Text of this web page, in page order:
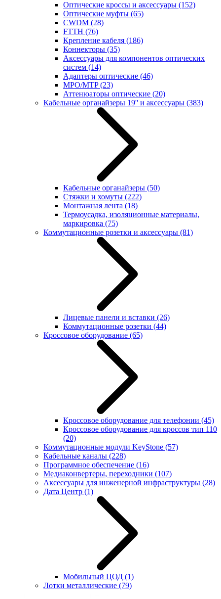
Оптические кроссы и аксессуары (152)
Оптические муфты (65)
CWDM (28)
FTTH (76)
Крепление кабеля (186)
Коннекторы (35)
Аксессуары для компонентов оптических
систем (14)
Адаптеры оптические (46)
MPO/MTP(23)
Аттенюаторы оптические (20)
Кабельные органайзеры 19'' и аксессуары (383)
Кабельные органайзеры (50)
Стяжки и хомуты (222)
Монтажная лента (18)
Термоусадка, изоляционные материалы,
маркировка (75)
Коммутационные розетки и аксессуары (81)
Лицевые панели и вставки (26)
Коммутационные розетки (44)
Кроссовое оборудование (65)
Кроссовое оборудование для телефонии (45)
Кроссовое оборудование для кроссов тип 110
(20)
Коммутационные модули KeyStone (57)
Кабельные каналы (228)
Программное обеспечение (16)
Медиаконвертеры, переходники (107)
Аксессуары для инженерной инфраструктуры (28)
Дата Центр (1)
Мобильный ЦОД (1)
Лотки металлические (79)